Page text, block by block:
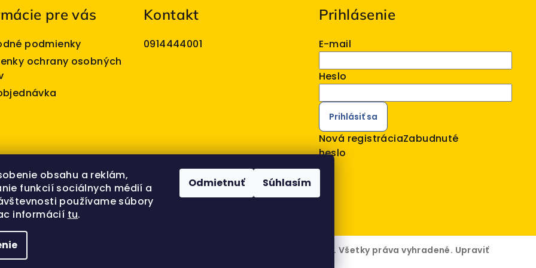
obsahu a reklám,
funkcií sociálnych médií a
používame súbory
informácií tu.
Odmietnuť Súhlasím
pre vás
podmienky
ochrany osobných
Kontakt
0914444001
Prihlásenie
E-mail
Heslo
Prihlásiť sa
Nová registráciaZabudnuté
heslo
. Všetky práva vyhradené. Upraviť